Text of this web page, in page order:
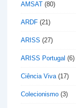
AMSAT (80)
ARDF (21)
ARISS (27)
ARISS Portugal (6)
Ciência Viva(17)
Colecionismo (3)